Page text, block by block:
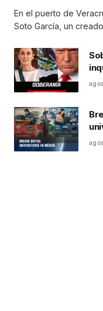
En el puerto de
Soto García, un